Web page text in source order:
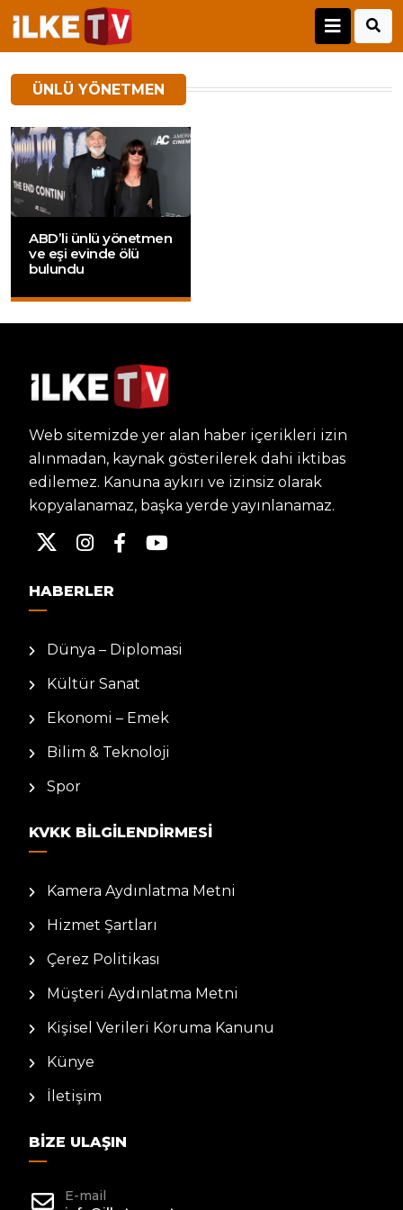
ÜNLÜ YÖNETMEN
ABD’li ünlü yönetmen
ve eşi evinde ölü
bulundu
Web sitemizde yer alan haber içerikleri izin
alınmadan, kaynak gösterilerek dahi iktibas
edilemez. Kanuna aykırı ve izinsiz olarak
kopyalanamaz, başka yerde yayınlanamaz.
HABERLER
Dünya – Diplomasi
Kültür Sanat
Ekonomi – Emek
Bilim & Teknoloji
Spor
KVKK BILGILENDIRMESI
Kamera Aydınlatma Metni
Hizmet Şartları
Çerez Politikası
Müşteri Aydınlatma Metni
Kişisel Verileri Koruma Kanunu
Künye
İletişim
BIZE ULAŞIN
E-mail